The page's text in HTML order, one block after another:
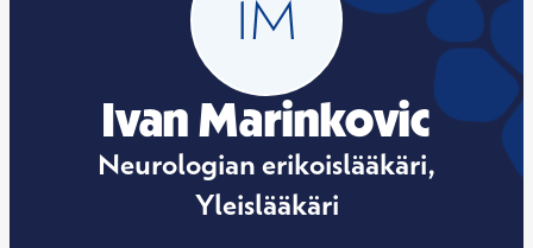
Ivan Marinkovic
Neurologian erikoislääkäri,
Yleislääkäri